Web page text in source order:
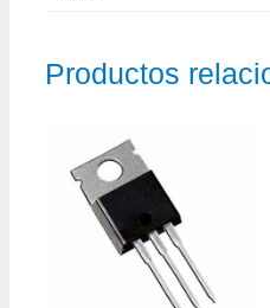
Productos